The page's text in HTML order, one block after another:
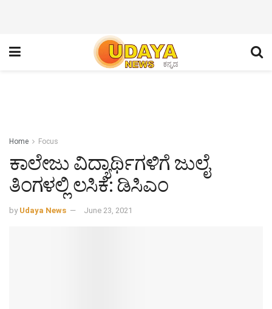
Home Focus
ಕಾಲೇಜು ವಿದ್ಯಾರ್ಥಿಗಳಿಗೆ ಜುಲೈ
ತಿಂಗಳಲ್ಲಿ ಲಸಿಕೆ: ಡಿಸಿಎಂ
by Udaya News June 23, 2021